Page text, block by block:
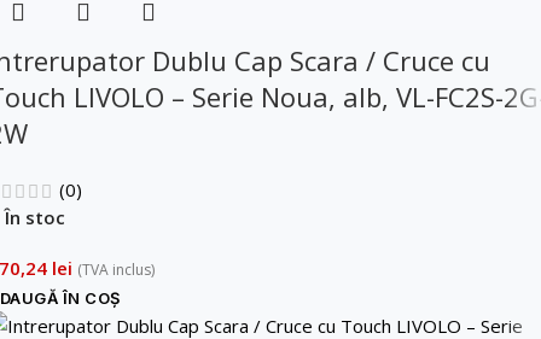
Dublu Cap Scara / Cruce cu
LIVOLO – Serie Noua, alb, VL-FC2S-
(0)
În stoc
lei (TVA inclus)
ÎN COȘ